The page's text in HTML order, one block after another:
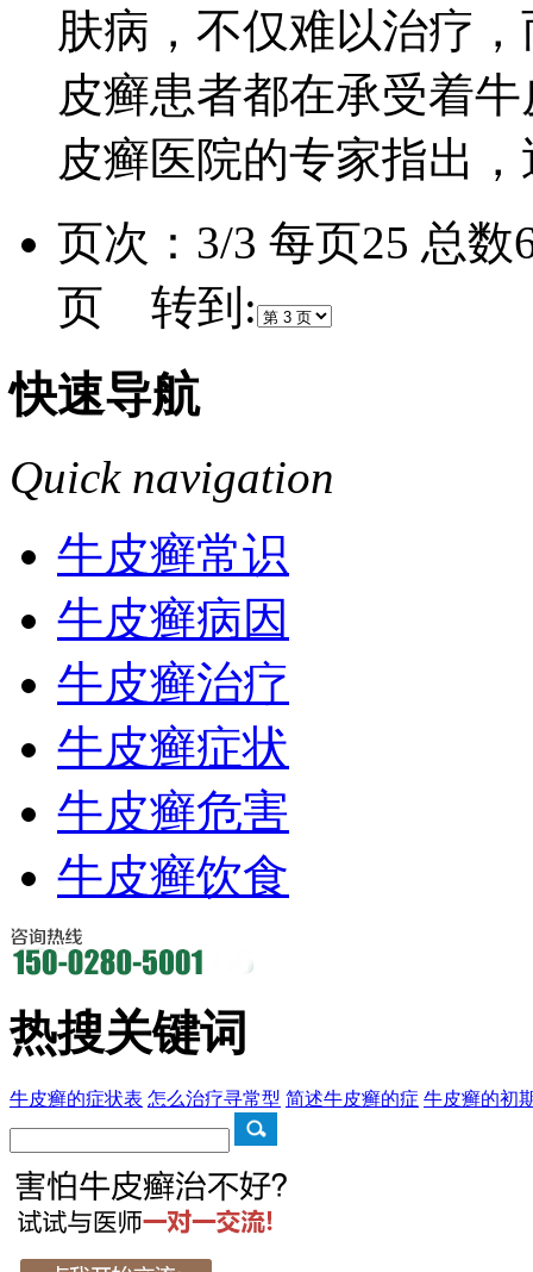
肤病，不仅难以治疗
皮癣患者都在承受着
皮癣医院的专家指出，
页次：3/3 每页25 总
页 转到:
快速导航
Quick navigation
牛皮癣常识
牛皮癣病因
牛皮癣治疗
牛皮癣症状
牛皮癣危害
牛皮癣饮食
热搜关键词
牛皮癣的症状表 怎么治疗寻常型 简述牛皮癣的症 牛皮癣的初